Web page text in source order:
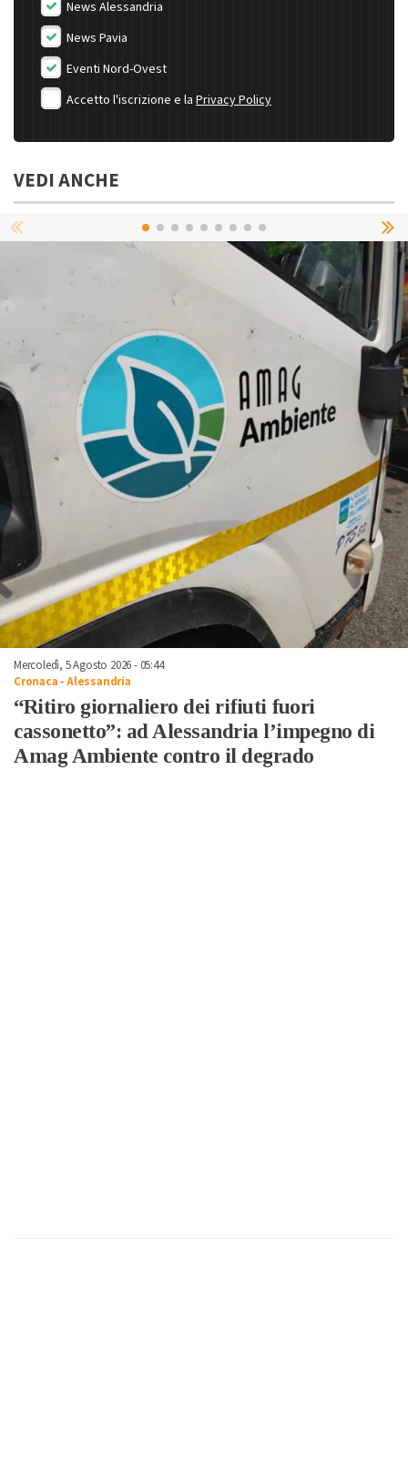
News Alessandria
News Pavia
Eventi Nord-Ovest
Accetto l'iscrizione e la Privacy Policy
VEDI ANCHE
Mercoledì, 5 Agosto 2026 - 05:44
Cronaca-Alessandria
“Ritiro giornaliero dei rifiuti fuori
cassonetto”: ad Alessandria l’impegno di
Amag Ambiente contro il degrado